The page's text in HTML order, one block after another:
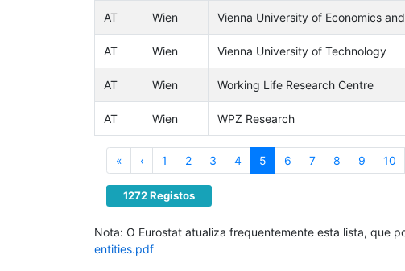
AT Wien Vienna University of Economics
AT Wien Vienna University of Technology
AT Wien Working Life Research Centre
AT Wien WPZ Research
«First‹Previous
1 2 3 4 5 6 7 8 9 10
1272 Registos
Nota: O Eurostat atualiza frequentemente esta lista, que
entities.pdf